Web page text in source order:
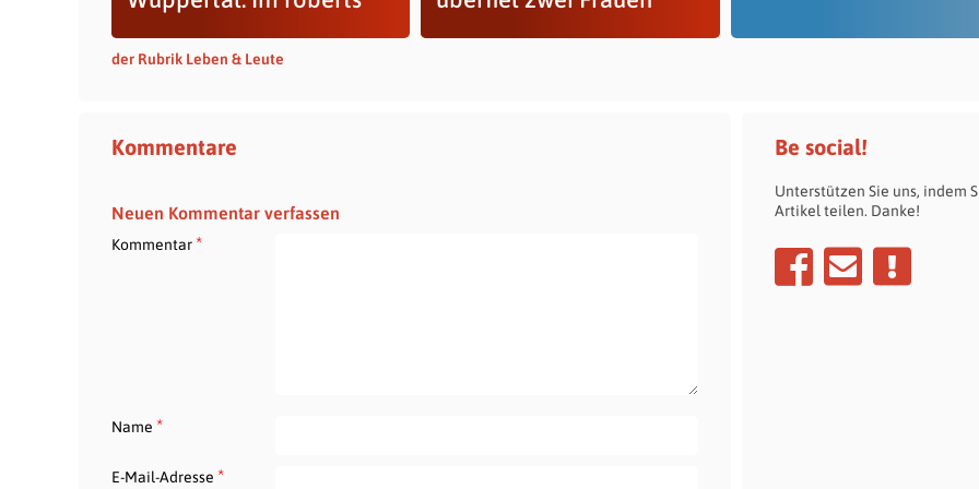
der Rubrik Leben & Leute
Kommentare
Neuen Kommentar verfassen
Kommentar*
Name *
E-Mail-Adresse *
Be social!
Unterstützen Sie uns, indem
Artikel teilen. Danke!